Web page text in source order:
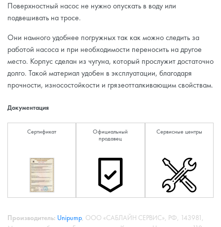
Поверхностный насос не нужно опускать в воду или
подвешивать на тросе.
Они намного удобнее погружных так как можно следить за
работой насоса и при необходимости переносить на другое
место. Корпус сделан из чугуна, который прослужит достаточно
долго. Такой материал удобен в эксплуатации, благодаря
прочности, износостойкости и грязеотталкивающим свойствам.
Документация
Сертификат
Официальный
продавец
Сервисные центры
Производитель: Unipump, ООО «САБЛАЙН СЕРВИС», РФ, 143981,